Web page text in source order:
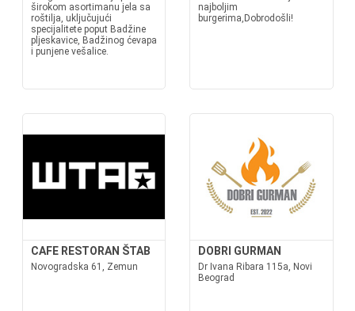
širokom asortimanu jela sa
roštilja, uključujući
specijalitete poput Badžine
pljeskavice, Badžinog ćevapa
i punjene vešalice.
najboljim
burgerima,Dobrodošli!
CAFE RESTORAN ŠTAB
Novogradska 61, Zemun
DOBRI GURMAN
Dr Ivana Ribara 115a, Novi
Beograd